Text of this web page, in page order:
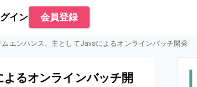
イン 会員登録
ムエンハンス、主としてJavaによるオンラインバッチ開発
るオンラインバッチ開